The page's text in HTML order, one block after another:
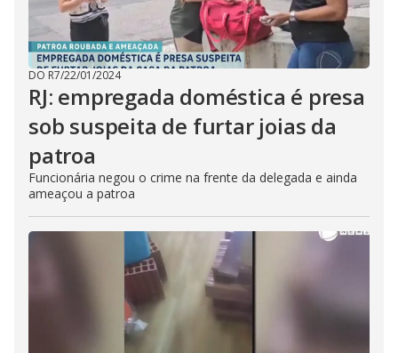
DO R7/22/01/2024
RJ: empregada doméstica é presa
sob suspeita de furtar joias da
patroa
Funcionária negou o crime na frente da delegada e ainda
ameaçou a patroa